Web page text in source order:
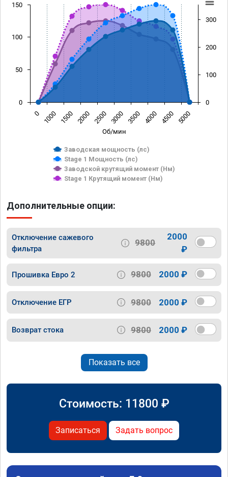
Об/мин
Заводская мощность (лс)
Stage 1 Мощность (лс)
Заводской крутящий момент (Нм)
Stage 1 Крутящий момент (Нм)
0 1000 1500 2000 2500 3000 3500 4000 4500 5000
0
50
100
150
0
100
200
300
Дополнительные опции:
Отключение сажевого
фильтра
9800
2000
₽
Прошивка Евро 2 9800 2000 ₽
Отключение ЕГР 9800 2000 ₽
Возврат стока 9800 2000 ₽
Показать все
Стоимость: 11800 ₽
Записаться Задать вопрос